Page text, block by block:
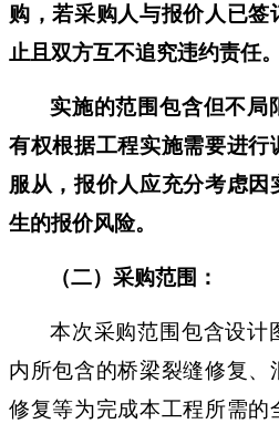
购，若采购人与报价人已
止且双方互不追究违约责任。
实施的范围包含但不局
有权根据工程实施需要进行
服从，报价人应充分考虑
生的报价风险。
（二）采购范围：
本次采购范围包含设计
内所包含的桥梁裂缝修复、
修复等为完成本工程所需的